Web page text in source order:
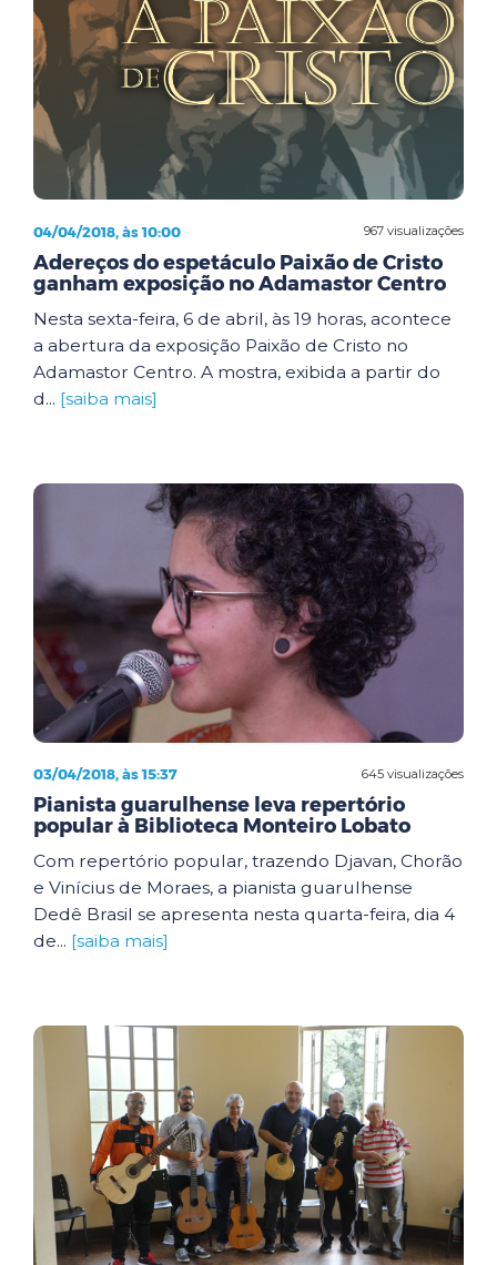
967 visualizações
04/04/2018, às 10:00
Adereços do espetáculo Paixão de Cristo
ganham exposição no Adamastor Centro
Nesta sexta-feira, 6 de abril, às 19 horas, acontece
a abertura da exposição Paixão de Cristo no
Adamastor Centro. A mostra, exibida a partir do
d... [saiba mais]
645 visualizações
03/04/2018, às 15:37
Pianista guarulhense leva repertório
popular à Biblioteca Monteiro Lobato
Com repertório popular, trazendo Djavan, Chorão
e Vinícius de Moraes, a pianista guarulhense
Dedê Brasil se apresenta nesta quarta-feira, dia 4
de... [saiba mais]